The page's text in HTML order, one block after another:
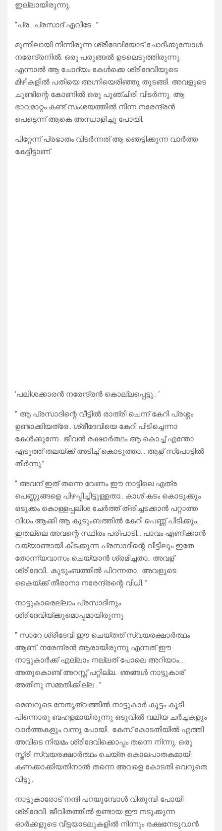
ഇല്ലായിരുന്നു.
“പ്ര.. പ്രസാദ് എവിടേ.. ”
മുന്നിലായി നിന്നിരുന്ന ശ്രീദേവിയോട് ചോദിക്കുമ്പോൾ
നരേന്ദ്രനിൽ. ഒരു പരുങ്ങൽ ഉടലെടുത്തിരുന്നു.
എന്നാൽ ആ ചോദ്യം കേൾക്കെ ശ്രീദേവിയുടെ
മിഴികളിൽ പതിയെ അഗ്നിയെരിഞ്ഞു തുടങ്ങി. അവളുടെ
ചുണ്ടിന്റെ കോണിൽ ഒരു പുഞ്ചിരി വിടർന്നു. ആ
ഭാവമാറ്റം കണ്ട് സംശയത്തിൽ നിന്ന നരേന്ദ്രൻ
പെട്ടെന്ന് ആകെ അന്ധാളിച്ചു പോയി.
പിറ്റേന്ന് പ്രഭാതം വിടർന്നത് ആ ഞെട്ടിക്കുന്ന വാർത്ത
കേട്ടിട്ടാണ്.
‘പലിശക്കാരൻ നരേന്ദ്രൻ കൊല്ലപ്പെട്ടു.. ‘
” ആ പ്രസാദിന്റെ വീട്ടിൽ രാത്രി ചെന്ന് കേറി പ്രശ്നം
ഉണ്ടാക്കിയത്രേ.. ശ്രീദേവിയെ കേറി പിടിച്ചെന്നാ
കേൾക്കുന്നേ.. ജീവൻ രക്ഷാർത്ഥം ആ കൊച്ച് എന്തോ
എടുത്ത് തലയ്ക്ക് അടിച്ച് കൊടുത്താ… ആള് സ്പോട്ടിൽ
തീർന്നു.”
” അവന് ഇത് തന്നെ വേണം ഈ നാട്ടിലെ എത്ര
പെണ്ണുങ്ങളെ പിഴപ്പിച്ചിട്ടുള്ളതാ.. കാശ് കടം കൊടുക്കും
ഒടുക്കം കൊള്ളപ്പലിശ ചേർത്ത് തിരിച്ചടക്കാൻ പറ്റാത്ത
വിധം ആക്കി ആ കുടുംബത്തിൽ കേറി പെണ്ണ് പിടിക്കും..
ഇതല്ലെ അവന്റെ സ്ഥിരം പരിപാടി… പാവം എണീക്കാൻ
വയ്യാണ്ടായി കിടക്കുന്ന പ്രസാദിന്റെ വീട്ടിലും ഇതേ
തോന്ന്യവാസം ചെയ്യാൻ ശ്രമിച്ചതാ.. അവള്
ശ്രീദേവി.. കുടുംബത്തിൽ പിറന്നതാ.. അവളുടെ
കൈയ്ക്ക് തീരാനാ നരേന്ദ്രന്റെ വിധി. ”
നാട്ടുകാരെല്ലാം പ്രസാദിനും
ശ്രീദേവിയ്ക്കുമൊപ്പമായിരുന്നു.
” സാറേ ശ്രീദേവി ഈ ചെയ്തത് സ്വയരക്ഷാർത്ഥം
ആണ്. നരേന്ദ്രൻ ആരായിരുന്നു എന്നത് ഈ
നാട്ടുകാർക്ക് എല്ലാം നല്ലത് പോലെ അറിയാം…
അതുകൊണ്ട് അറസ്റ്റ് പറ്റില്ല.. ഞങ്ങൾ നാട്ടുകാര്
അതിനു സമ്മതിക്കില്ല.. ”
മെമ്പറുടെ നേതൃത്വത്തിൽ നാട്ടുകാർ കൂട്ടം കൂടി.
പിന്നൊരു ബഹളമായിരുന്നു ഒടുവിൽ വലിയ ചർച്ചകളും
വാർത്തകളും വന്നു പോയി.. കേസ് കോടതിയിൽ എത്തി
അവിടെ നിയമം ശ്രീദേവിക്കൊപ്പം തന്നെ നിന്നു. ഒരു
സ്ത്രീ സ്വയരക്ഷാർത്ഥം ചെയ്ത കൊലപാതകമായി
കണക്കാക്കിയതിനാൽ തന്നെ അവളെ കോടതി വെറുതെ
വിട്ടു..
നാട്ടുകാരോട് നന്ദി പറയുമ്പോൾ വിതുമ്പി പോയി
ശ്രീദേവി. ജീവിതത്തിൽ ഉണ്ടായ ഈ നടുക്കുന്ന
ഓർക്കളുടെ വീട്ടയാടലുകളിൽ നിന്നും രക്ഷനേടുവാൻ